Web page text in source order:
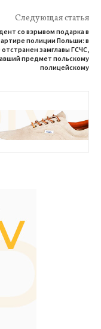
Следующая статья
со взрывом подарка в
полиции Польши: в
отстранен замглавы ГСЧС,
предмет польскому
полицейскому